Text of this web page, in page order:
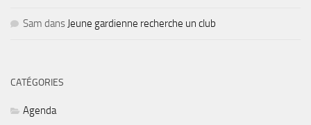
Sam dans Jeune gardienne recherche un club
CATÉGORIES
Agenda